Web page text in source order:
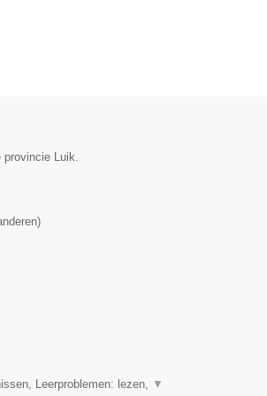
provincie Luik.
)
Leerproblemen: lezen, ▼